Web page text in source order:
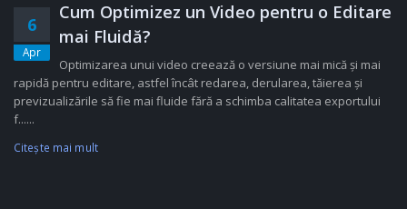
6
Apr
Cum Optimizez un Video pentru o Editare
mai Fluidă?
Optimizarea unui video creează o versiune mai mică și mai
rapidă pentru editare, astfel încât redarea, derularea, tăierea și
previzualizările să fie mai fluide fără a schimba calitatea exportului
f......
Citeşte mai mult